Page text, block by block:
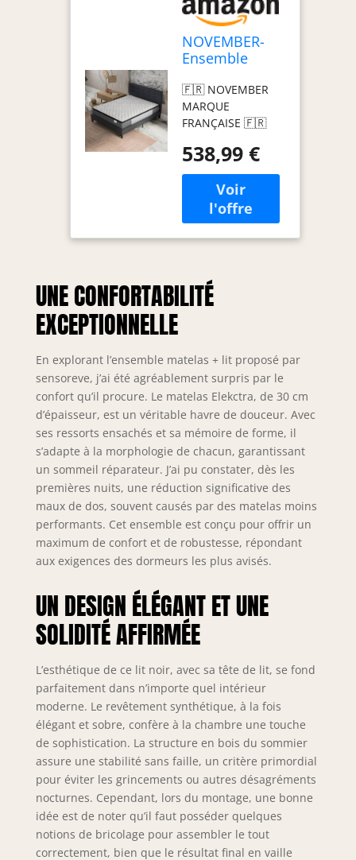
NOVEMBER-
Ensemble
(160x200cm)-
Matelas
Elekctra
ensachés &
mémoire de
Forme
Épaisseur
30cm +
Sommier Bois
Robuste
revêtement
synthétique
🇫🇷 NOVEMBER
MARQUE
FRANÇAISE 🇫🇷
l’ensemble Matelas
+ Lit Complet:
matelas Elekctra
EXTREMEMENT
DURABLE dans le
temps de par sa
génération de
ressorts ensachés
de 30 cm en fait un
matelas assurant
un soutien de la
colonne vertébrale
performant – Lit
complet & Tête de
Lit Capitonnée
avec un
revêtement simili.
🚚 LIVRAISON 🚚
EXPRESS 24/48h
garantie (Avec
prise de RDV)
COUCHAGE
TONIQUE ET
RÉPARATEUR 💆‍♀️ Le
ressorts ensachés
sur 7 zones de
confort est la
solution parfaite
pour contrôler les
points de
pressions en
s'adaptant aux
différentes parties
du corps et offrir
une indépendance
538,99 €
UNE CONFORTABILITÉ
EXCEPTIONNELLE
En explorant l’ensemble matelas + lit proposé par
sensoreve, j’ai été agréablement surpris par le
confort qu’il procure. Le matelas Elekctra, de 30 cm
d’épaisseur, est un véritable havre de douceur. Avec
ses ressorts ensachés et sa mémoire de forme, il
s’adapte à la morphologie de chacun, garantissant
un sommeil réparateur. J’ai pu constater, dès les
premières nuits, une réduction significative des
maux de dos, souvent causés par des matelas moins
performants. Cet ensemble est conçu pour offrir un
maximum de confort et de robustesse, répondant
aux exigences des dormeurs les plus avisés.
UN DESIGN ÉLÉGANT ET UNE
SOLIDITÉ AFFIRMÉE
L’esthétique de ce lit noir, avec sa tête de lit, se fond
parfaitement dans n’importe quel intérieur
moderne. Le revêtement synthétique, à la fois
élégant et sobre, confère à la chambre une touche
de sophistication. La structure en bois du sommier
assure une stabilité sans faille, un critère primordial
pour éviter les grincements ou autres désagréments
nocturnes. Cependant, lors du montage, une bonne
idée est de noter qu’il faut posséder quelques
notions de bricolage pour assembler le tout
correctement, bien que le résultat final en vaille